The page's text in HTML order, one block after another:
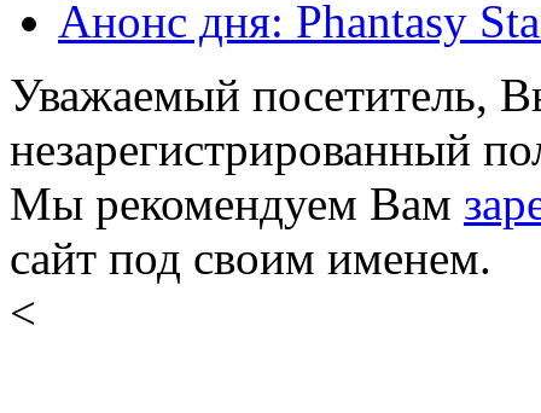
Анонс дня: Phantasy
Уважаемый посетитель,
незарегистрированный
Мы рекомендуем Вам
сайт под своим именем.
<